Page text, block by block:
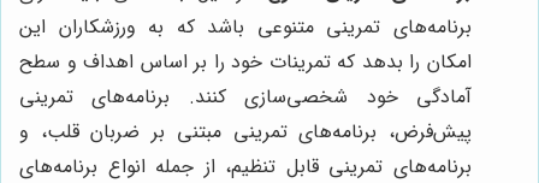
برنامه‌های تمرینی متنوعی باشد که به ورزشکاران این
امکان را بدهد که تمرینات خود را بر اساس اهداف و سطح
آمادگی خود شخصی‌سازی کنند. برنامه‌های تمرینی
پیش‌فرض، برنامه‌های تمرینی مبتنی بر ضربان قلب، و
برنامه‌های تمرینی قابل تنظیم، از جمله انواع برنامه‌های